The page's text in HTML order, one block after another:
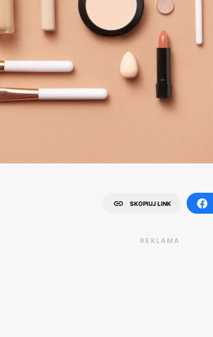
SKOPIUJ LINK
REKLAMA